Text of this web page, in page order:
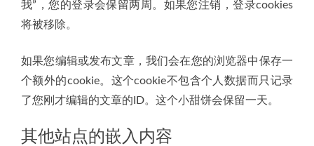
我”，您的登录会保留两周。如果您注销，登录cookies
将被移除。
如果您编辑或发布文章，我们会在您的浏览器中保存一
个额外的cookie。这个cookie不包含个人数据而只记录
了您刚才编辑的文章的ID。这个小甜饼会保留一天。
其他站点的嵌入内容